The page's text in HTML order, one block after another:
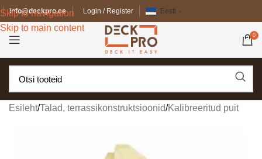
Skip to navigation
Skip to main content
info@deckpro.ee Login / Register Eesti
0
Esileht/Talad, terrassikonstruktsioonid/Kalibreeritud puit